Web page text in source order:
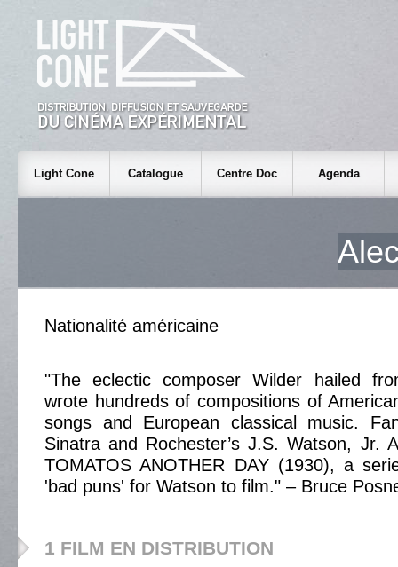
Light Cone Catalogue Centre Doc Agenda
Nationalité américaine
"The eclectic composer Wilder hailed
wrote hundreds of compositions of
songs and European classical music.
Sinatra and Rochester’s J.S. Watson, Jr.
TOMATOS ANOTHER DAY (1930), a
'bad puns' for Watson to film." – Bruce
1 FILM EN DISTRIBUTION